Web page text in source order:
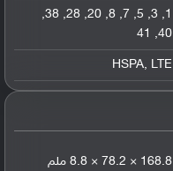
1
,
3
,
5
,
7
,
8
,
20
,
28
,
38
,
40
,
41
HSPA, LTE
168.8 × 78.2 × 8.8 ملم